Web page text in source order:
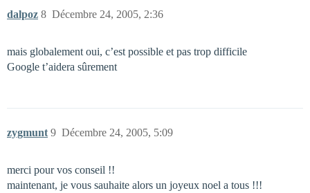
dalpoz Décembre 24, 2005, 2:36
8
mais globalement oui, c’est possible et pas trop difficile
Google t’aidera sûrement
zygmunt Décembre 24, 2005, 5:09
9
merci pour vos conseil !!
maintenant, je vous sauhaite alors un joyeux noel a tous !!!